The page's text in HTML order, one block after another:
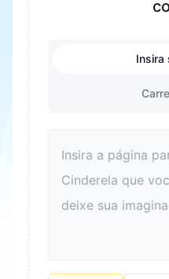
as habilidades
exercitadas. Ao
ótima maneira de
crianças a relaxar.
aprimorar o
melhorar o senso
também é uma boa
estresse. Além disso,
elo para as famílias
qualidade juntas e
relacionamentos entre
Insira